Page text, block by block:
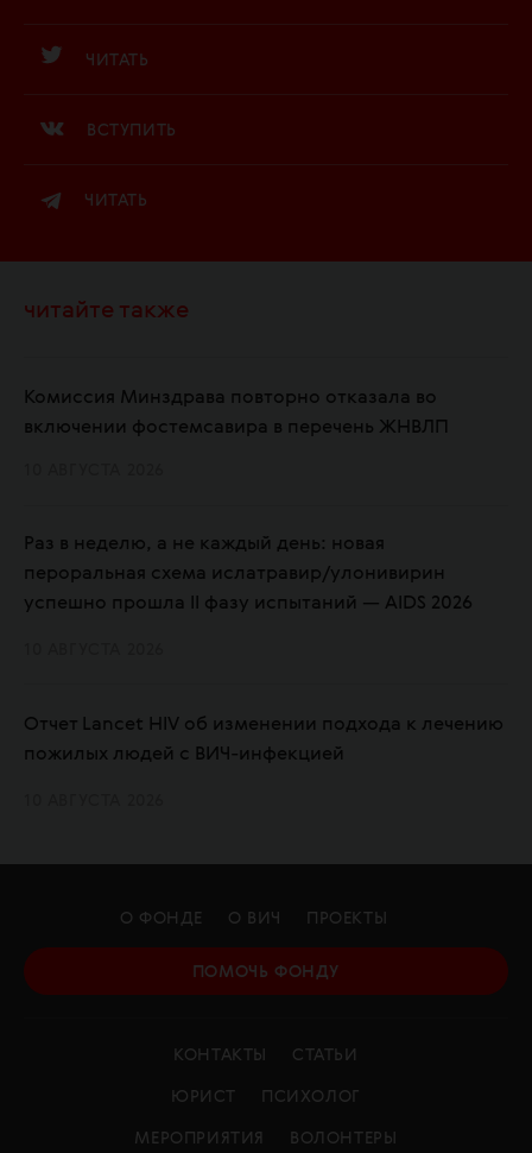
ЧИТАТЬ
ВСТУПИТЬ
ЧИТАТЬ
читайте также
Комиссия Минздрава повторно отказала во
включении фостемсавира в перечень ЖНВЛП
Раз в неделю, а не каждый день: новая
пероральная схема ислатравир/улонивирин
успешно прошла II фазу испытаний — AIDS 2026
Отчет Lancet HIV об изменении подхода к лечению
пожилых людей с ВИЧ-инфекцией
О ФОНДЕ О ВИЧ ПРОЕКТЫ
ПОМОЧЬ ФОНДУ
КОНТАКТЫ СТАТЬИ
ЮРИСТ ПСИХОЛОГ
МЕРОПРИЯТИЯ ВОЛОНТЕРЫ